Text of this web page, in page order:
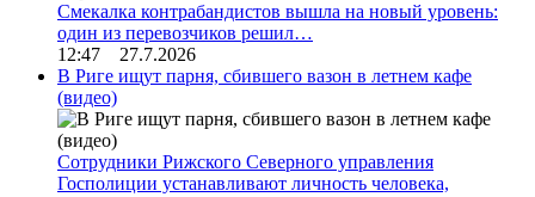
Смекалка контрабандистов вышла на новый уровень:
один из перевозчиков решил…
12:47 27.7.2026
В Риге ищут парня, сбившего вазон в летнем кафе
(видео)
Сотрудники Рижского Северного управления
Госполиции устанавливают личность человека,